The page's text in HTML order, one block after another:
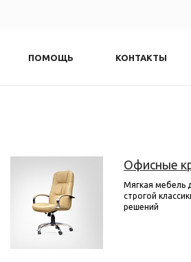
ПОМОЩЬ КОНТАКТЫ
Офисные
Мягкая мебель
строгой
решений